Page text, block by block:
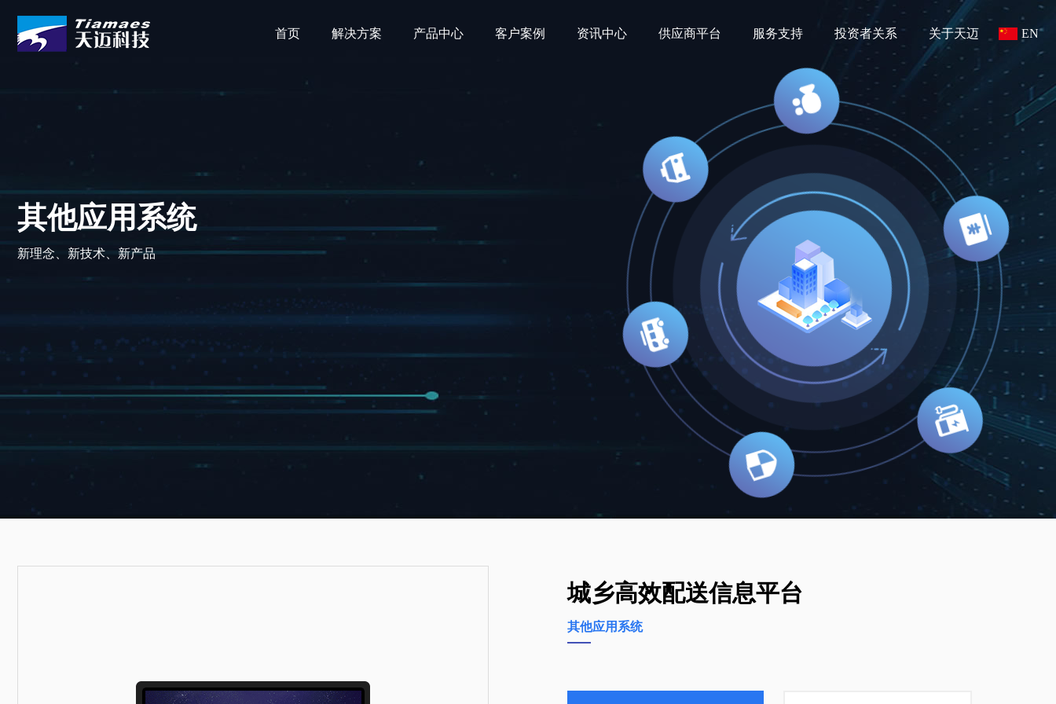
EN
首页 解决方案 产品中心 客户案例 资讯中心 供应商平台 服务支持 投资者关系 关于天迈
其他应用系统
新理念、新技术、新产品
城乡高效配送信息平台
其他应用系统